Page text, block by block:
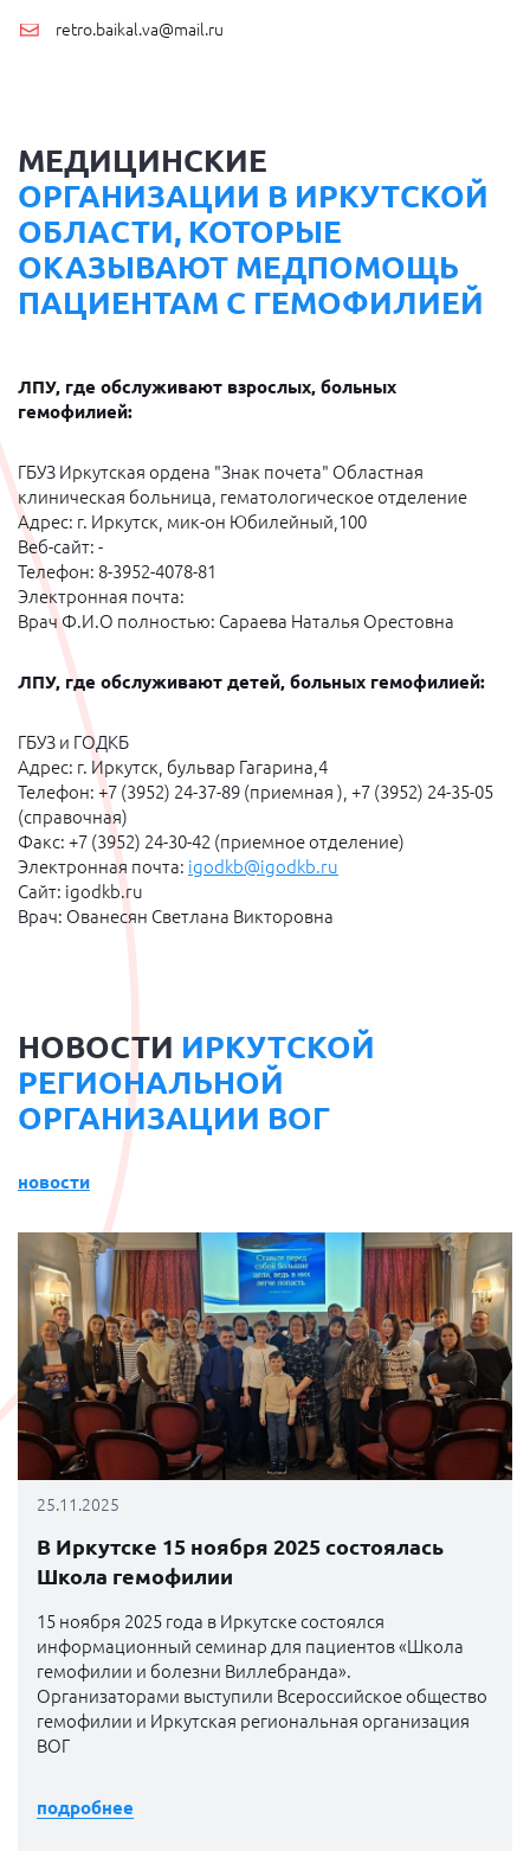
retro.baikal.va@mail.ru
МЕДИЦИНСКИЕ
ОРГАНИЗАЦИИ В ИРКУТСКОЙ
ОБЛАСТИ, КОТОРЫЕ
ОКАЗЫВАЮТ МЕДПОМОЩЬ
ПАЦИЕНТАМ С ГЕМОФИЛИЕЙ
ЛПУ, где обслуживают взрослых, больных
гемофилией:
ГБУЗ Иркутская ордена "Знак почета" Областная
клиническая больница, гематологическое отделение
Адрес: г. Иркутск, мик-он Юбилейный,100
Веб-сайт: -
Телефон: 8-3952-4078-81
Электронная почта:
Врач Ф.И.О полностью: Сараева Наталья Орестовна
ЛПУ, где обслуживают детей, больных гемофилией:
ГБУЗ и ГОДКБ
Адрес: г. Иркутск, бульвар Гагарина,4
Телефон: +7 (3952) 24-37-89 (приемная ), +7 (3952) 24-35-05
(справочная)
Факс: +7 (3952) 24-30-42 (приемное отделение)
Электронная почта: igodkb@igodkb.ru
Сайт: igodkb.ru
Врач: Ованесян Светлана Викторовна
НОВОСТИ ИРКУТСКОЙ
РЕГИОНАЛЬНОЙ
ОРГАНИЗАЦИИ ВОГ
новости
25.11.2025
В Иркутске 15 ноября 2025 состоялась
Школа гемофилии
15 ноября 2025 года в Иркутске состоялся
информационный семинар для пациентов «Школа
гемофилии и болезни Виллебранда».
Организаторами выступили Всероссийское общество
гемофилии и Иркутская региональная организация
ВОГ
подробнее